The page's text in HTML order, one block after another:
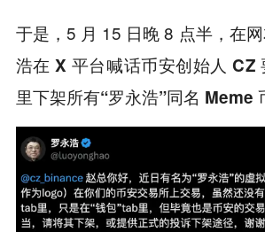
于是，5 月 15 日晚 8 点半，在
浩在 X 平台喊话币安创始人 CZ
里下架所有“罗永浩”同名 Meme